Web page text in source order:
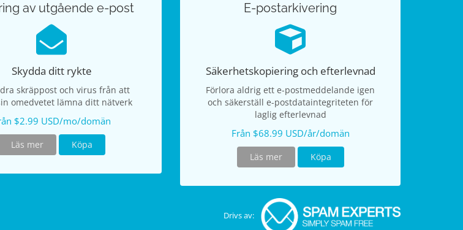
av utgående e-post
Skydda ditt rykte
skräppost och virus från att
omedvetet lämna ditt nätverk
$2.99 USD/mo/domän
Läs mer Köpa
E-postarkivering
Säkerhetskopiering och efterlevnad
Förlora aldrig ett e-postmeddelande igen
och säkerställ e-postdataintegriteten för
laglig efterlevnad
Från $68.99 USD/år/domän
Läs mer Köpa
Drivs av: